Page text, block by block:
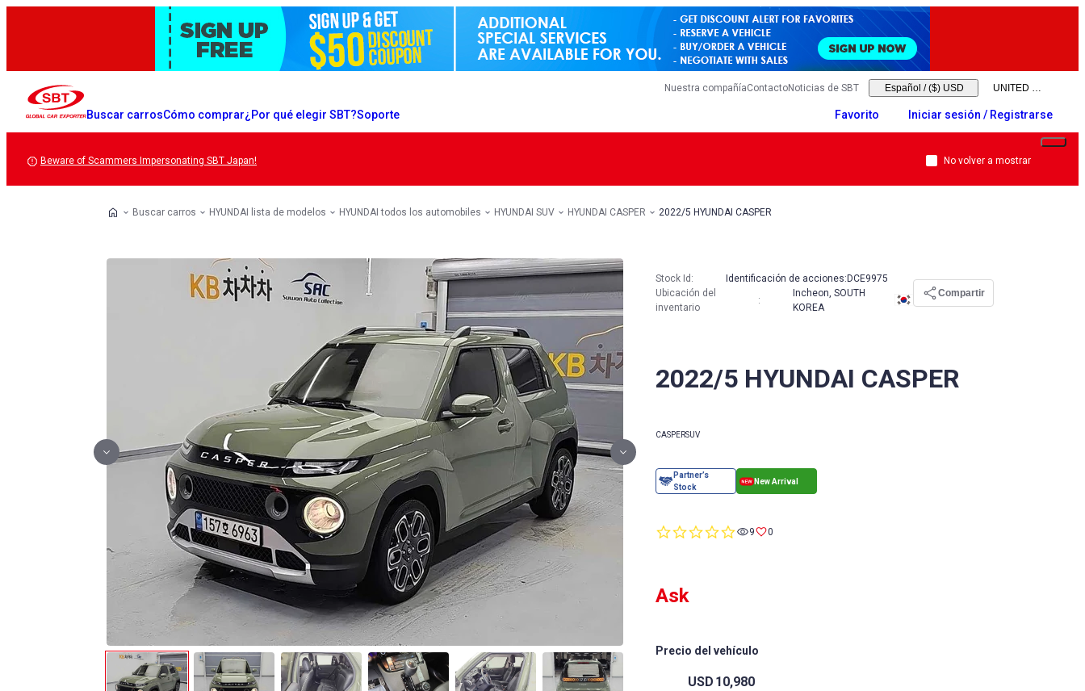
Buscar carrosCómo comprar¿Por qué elegir SBT?Soporte
Nuestra compañíaContactoNoticias de SBT Español / ($) USD
Favorito Iniciar sesión / Registrarse
Beware of Scammers Impersonating SBT Japan! No volver a mostrar
Buscar carros HYUNDAI lista de modelos HYUNDAI todos los automobiles HYUNDAI SUV HYUNDAI CASPER 2022/5 HYUNDAI CASPER
2022/5 HYUNDAI CASPER
CASPERSUV
Stock Id: Identificación de acciones: DCE9975
Ubicación del
inventario
:
Incheon, SOUTH
KOREA
Compartir
0.09 0
Ask
Precio del vehículo
USD 10,980